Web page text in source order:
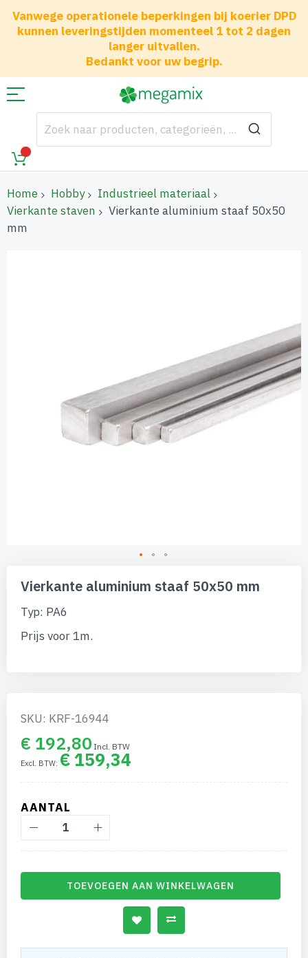
Vanwege operationele beperkingen bij koerier DPD
kunnen leveringstijden momenteel 1 tot 2 dagen
langer uitvallen.
Bedankt voor uw begrip.
Home Hobby
Industrieel materiaal
Vierkante staven
Vierkante aluminium staaf 50x50
mm
naar
begin
afbeeldingen-
Vierkante aluminium staaf 50x50 mm
Typ: PA6
Prijs voor 1m.
SKU: KRF-16944
€ 192,80
€ 159,34
AANTAL
TOEVOEGEN AAN WINKELWAGEN